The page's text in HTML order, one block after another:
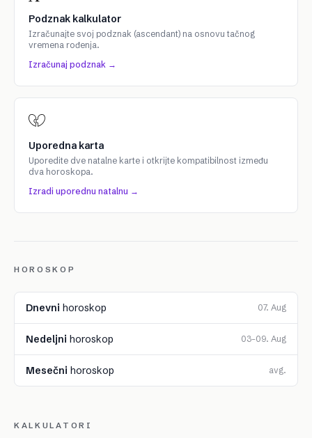
Podznak kalkulator
Izračunajte svoj podznak (ascendant) na osnovu tačnog
vremena rođenja.
Izračunaj podznak →
Uporedna karta
Uporedite dve natalne karte i otkrijte kompatibilnost između
dva horoskopa.
Izradi uporednu natalnu →
HOROSKOP
Dnevni horoskop 07. Aug
Nedeljni horoskop 03–09. Aug
Mesečni horoskop avg.
KALKULATORI